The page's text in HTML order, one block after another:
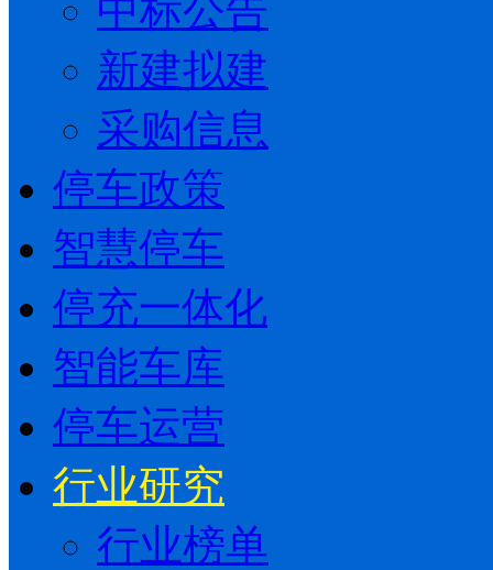
中标公告
新建拟建
采购信息
停车政策
智慧停车
停充一体化
智能车库
停车运营
行业研究
行业榜单